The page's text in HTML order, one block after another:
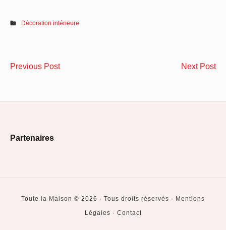
Décoration intérieure
Navigation
Previous PostTrouvez
Next Post
Partenaires
Toute la Maison © 2026 · Tous droits réservés · Mentions
Légales · Contact